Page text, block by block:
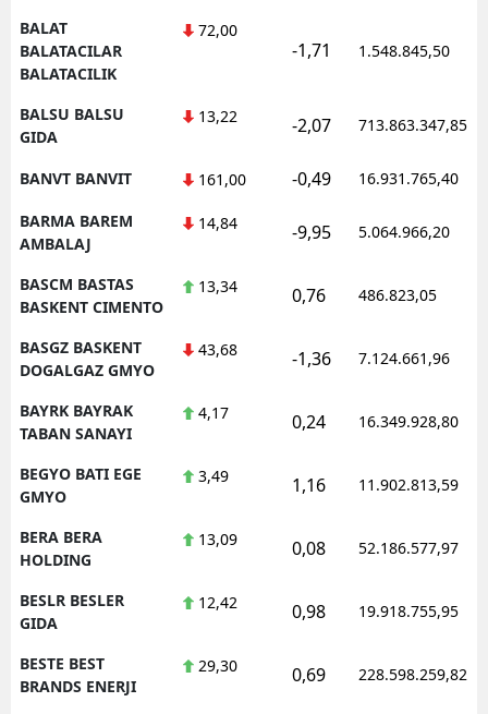
BALAT
BALATACILAR
BALATACILIK
72,00
-1,71 1.548.845,50
BALSU BALSU
GIDA
13,22 -2,07 713.863.347,85
BANVT BANVIT 161,00 -0,49 16.931.765,40
BARMA BAREM
AMBALAJ
14,84 -9,95 5.064.966,20
BASCM BASTAS
BASKENT CIMENTO
13,34 0,76 486.823,05
BASGZ BASKENT
DOGALGAZ GMYO
43,68 -1,36 7.124.661,96
BAYRK BAYRAK
TABAN SANAYI
4,17 0,24 16.349.928,80
BEGYO BATI EGE
GMYO
3,49 1,16 11.902.813,59
BERA BERA
HOLDING
13,09 0,08 52.186.577,97
BESLR BESLER
GIDA
12,42 0,98 19.918.755,95
BESTE BEST
BRANDS ENERJI
29,30 0,69 228.598.259,82